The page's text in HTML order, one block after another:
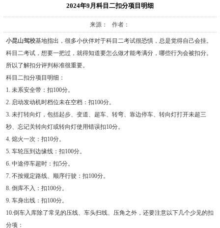
2024年9月科目二扣分项目明细
来源： 作者：
小昆山驾校基地指出，很多小伙伴对于科目二考试很恐惧，总是觉得自己会挂。
科目二考试，想要一把过，就得知道要怎么做才能考满分，哪些行为会被扣分。
所以了解扣分评判标准很重要。
科目二扣分项目明细：
1. 未系安全带：扣100分。
2. 启动发动机时档位未在空档：扣100分。
3. 未打转向灯，包括起步、变道、超车、转弯、靠边停车、转向灯打开未超三
秒、忘记关转向灯或转向灯使用错误扣10分。
4. 熄火一次：扣10分。
5. 车轮压到边缘线：扣100分。
6. 中途停车超时：扣5分。
7. 不按规定路线、顺序行驶：扣100分。
8. 倒库不入：扣100分。
9. 车身出线：扣100分。
10.倒车入库除了常见的压线、车头扫线、压角之外，还要注意以下几个少见的扣
分项：